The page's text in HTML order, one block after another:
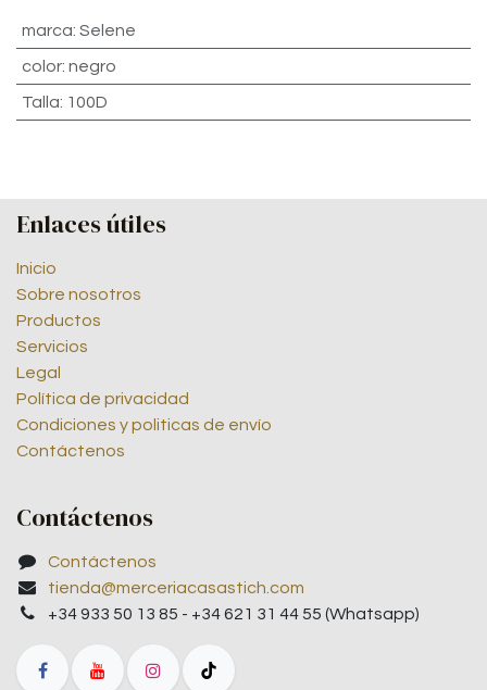
marca: Selene
color: negro
Talla: 100D
Enlaces útiles
Inicio
Sobre nosotros
Productos
Servicios
Legal
Política de privacidad
Condiciones y politicas de envío
Contáctenos
Contáctenos
Contáctenos
tienda@merceriacasastich.com
+34 933 50 13 85 - +34 621 31 44 55 (Whatsapp)